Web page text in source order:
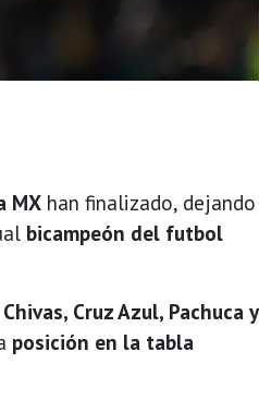
MX han finalizado, dejando
bicampeón del futbol
Chivas, Cruz Azul, Pachuca y
posición en la tabla